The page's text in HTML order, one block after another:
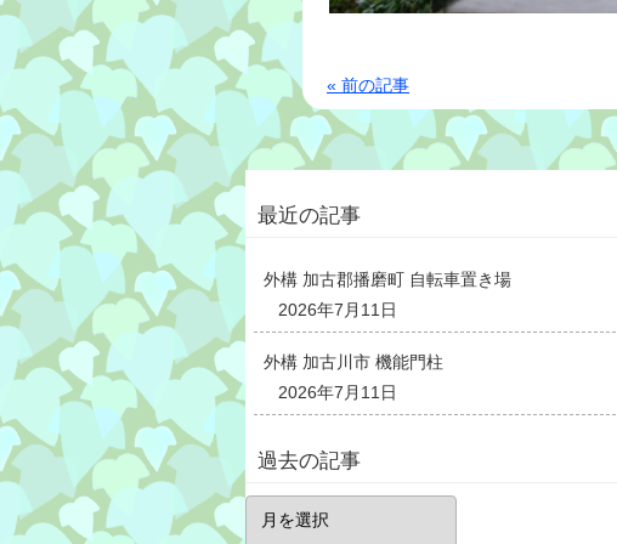
« 前の記事
最近の記事
外構 加古郡播磨町 自転車置き場
2026年7月11日
外構 加古川市 機能門柱
2026年7月11日
過去の記事
去